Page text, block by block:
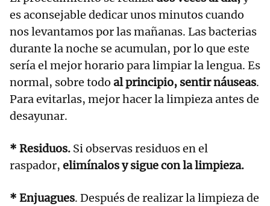
es aconsejable dedicar unos minutos cuando
nos levantamos por las mañanas. Las bacterias
durante la noche se acumulan, por lo que este
sería el mejor horario para limpiar la lengua. Es
normal, sobre todo al principio, sentir náuseas.
Para evitarlas, mejor hacer la limpieza antes de
desayunar.
* Residuos. Si observas residuos en el
raspador, elimínalos y sigue con la limpieza.
* Enjuagues. Después de realizar la limpieza de